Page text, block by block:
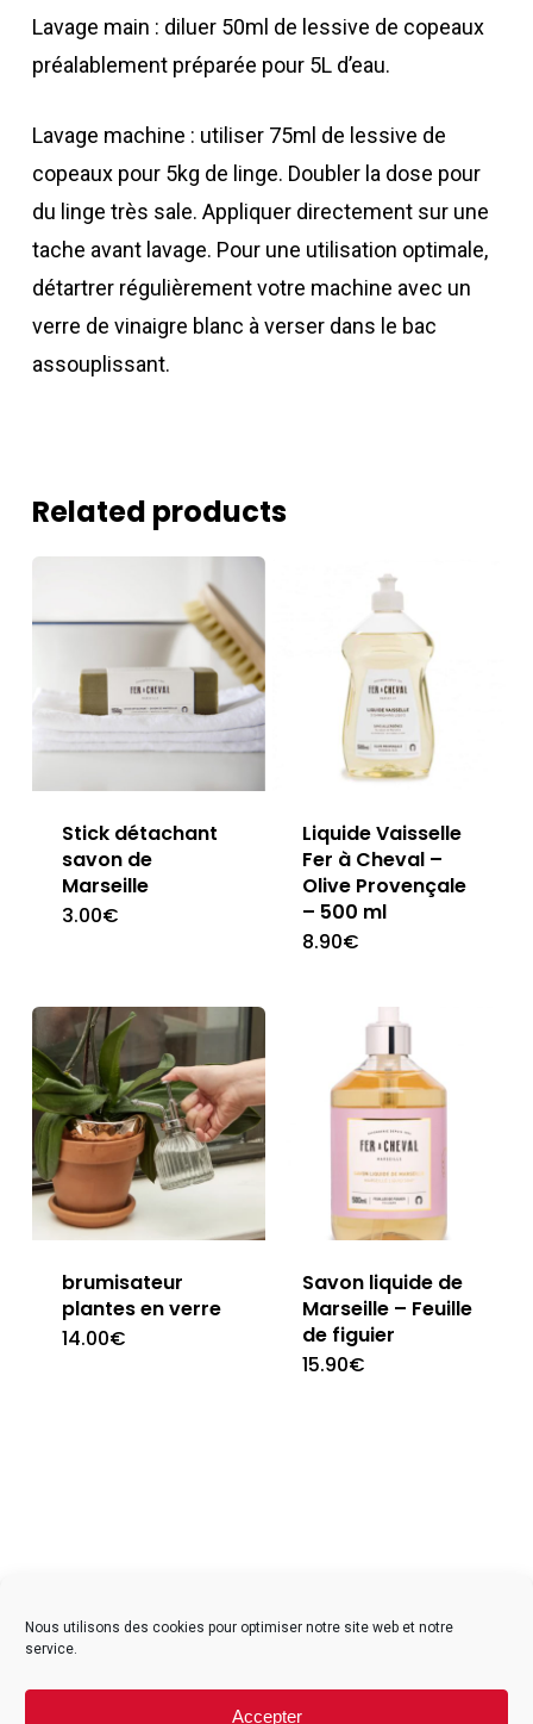
Nous utilisons des cookies pour optimiser notre site web et notre
service.
Accepter
Lavage main : diluer 50ml de lessive de copeaux
préalablement préparée pour 5L d’eau.
Lavage machine : utiliser 75ml de lessive de
copeaux pour 5kg de linge. Doubler la dose pour
du linge très sale. Appliquer directement sur une
tache avant lavage. Pour une utilisation optimale,
détartrer régulièrement votre machine avec un
verre de vinaigre blanc à verser dans le bac
assouplissant.
Related products
Stick détachant
savon de
Marseille
3.00€
Liquide Vaisselle
Fer à Cheval –
Olive Provençale
– 500 ml
8.90€
brumisateur
plantes en verre
14.00€
Savon liquide de
Marseille – Feuille
de figuier
15.90€
Contact